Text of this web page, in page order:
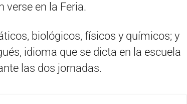
verse en la Feria.
biológicos, físicos y químicos; y
idioma que se dicta en la escuela
las dos jornadas.